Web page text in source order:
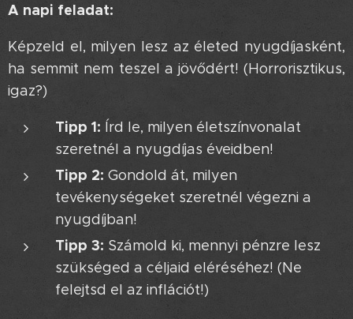
A napi feladat: 📝
Képzeld el, milyen lesz az életed nyugdíjasként,
ha semmit nem teszel a jövődért! (Horrorisztikus,
igaz?) 😱
Tipp 1: Írd le, milyen életszínvonalat
szeretnél a nyugdíjas éveidben!
Tipp 2: Gondold át, milyen
tevékenységeket szeretnél végezni a
nyugdíjban!
Tipp 3: Számold ki, mennyi pénzre lesz
szükséged a céljaid eléréséhez! (Ne
felejtsd el az inflációt!)